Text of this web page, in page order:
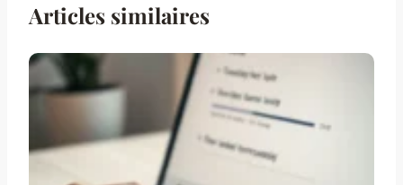
Articles similaires